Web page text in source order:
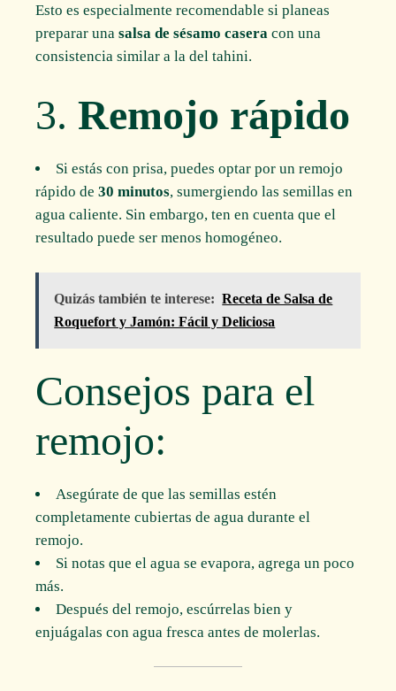
Esto es especialmente recomendable si planeas
preparar unasalsa de sésamo casera con una
consistencia similar a la del tahini.
3.Remojo rápido
Si estás con prisa, puedes optar por un remojo
rápido de30 minutos, sumergiendo las semillas en
agua caliente. Sin embargo, ten en cuenta que el
resultado puede ser menos homogéneo.
Quizás también te interese: Receta de Salsa de
Roquefort y Jamón: Fácil y Deliciosa
Consejos para el
remojo:
Asegúrate de que las semillas estén
completamente cubiertas de agua durante el
remojo.
Si notas que el agua se evapora, agrega un poco
más.
Después del remojo, escúrrelas bien y
enjuágalas con agua fresca antes de molerlas.